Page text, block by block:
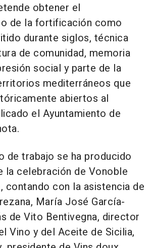
obtener el
de la fortificación como
durante siglos, técnica
de comunidad, memoria
social y parte de la
mediterráneos que
abiertos al
el Ayuntamiento de
de trabajo se ha producido
la celebración de Vonoble
contando con la asistencia de
María José García-
de Vito Bentivegna, director
Vino y del Aceite de Sicilia,